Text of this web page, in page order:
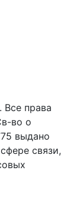
права
во о
выдано
связи,